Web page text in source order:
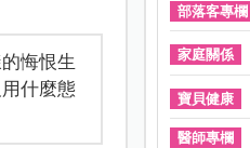
悔恨生
什麼態
部落客專欄
家庭關係
寶貝健康
醫師專欄